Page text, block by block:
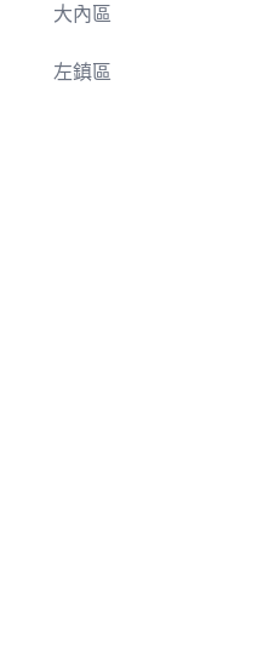
大內區
左鎮區